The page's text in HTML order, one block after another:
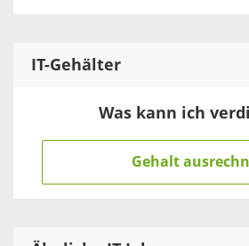
IT-Gehälter
Was kann ich
Gehalt